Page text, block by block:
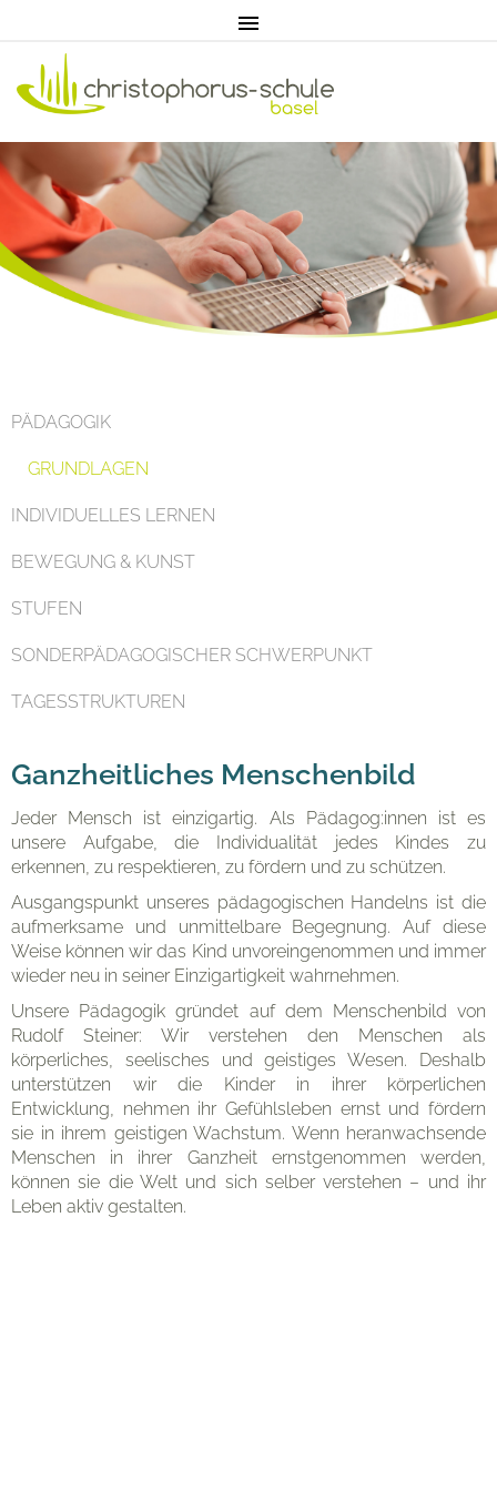
Aktuell
PÄDAGOGIK
GRUNDLAGEN
INDIVIDUELLES LERNEN
BEWEGUNG & KUNST
STUFEN
SONDERPÄDAGOGISCHER SCHWERPUNKT
TAGESSTRUKTUREN
Ganzheitliches Menschenbild
Jeder Mensch ist einzigartig. Als Pädagog:innen ist es
unsere Aufgabe, die Individualität jedes Kindes zu
erkennen, zu respektieren, zu fördern und zu schützen.
Ausgangspunkt unseres pädagogischen Handelns ist die
aufmerksame und unmittelbare Begegnung. Auf diese
Weise können wir das Kind unvoreingenommen und immer
wieder neu in seiner Einzigartigkeit wahrnehmen.
Unsere Pädagogik gründet auf dem Menschenbild von
Rudolf Steiner: Wir verstehen den Menschen als
körperliches, seelisches und geistiges Wesen. Deshalb
unterstützen wir die Kinder in ihrer körperlichen
Entwicklung, nehmen ihr Gefühlsleben ernst und fördern
sie in ihrem geistigen Wachstum. Wenn heranwachsende
Menschen in ihrer Ganzheit ernstgenommen werden,
können sie die Welt und sich selber verstehen – und ihr
Leben aktiv gestalten.